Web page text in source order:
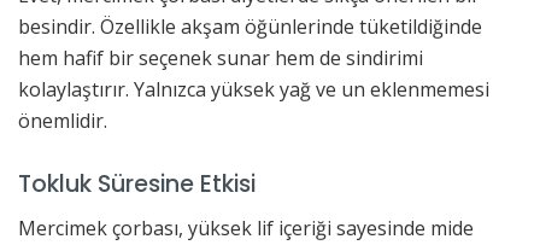
besindir. Özellikle akşam öğünlerinde tüketildiğinde
hem hafif bir seçenek sunar hem de sindirimi
kolaylaştırır. Yalnızca yüksek yağ ve un eklenmemesi
önemlidir.
Tokluk Süresine Etkisi
Mercimek çorbası, yüksek lif içeriği sayesinde mide